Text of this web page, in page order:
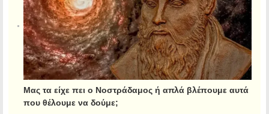
Μας τα είχε πει ο Νοστράδαμος ή απλά βλέπουμε αυτά
που θέλουμε να δούμε;